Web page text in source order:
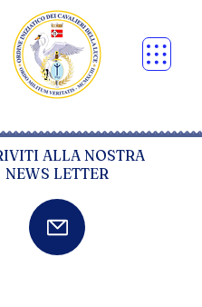
ALLA NOSTRA
NEWS LETTER